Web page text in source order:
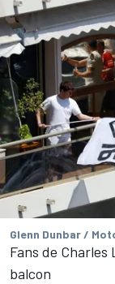
Glenn Dunbar /
Fans de
balcon